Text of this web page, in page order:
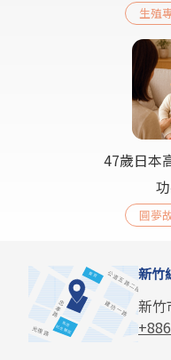
生殖
47歲日本
圓夢
新竹
新竹